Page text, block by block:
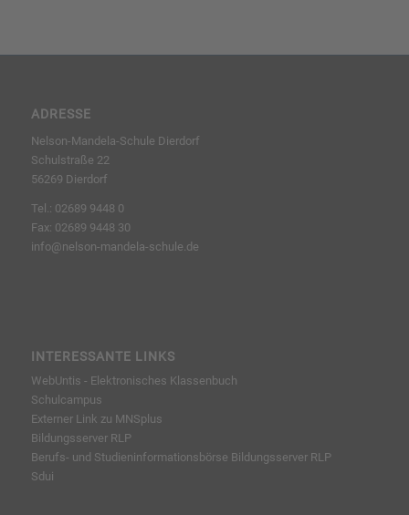
ADRESSE
Nelson-Mandela-Schule Dierdorf
Schulstraße 22
56269 Dierdorf
Tel.: 02689 9448 0
Fax: 02689 9448 30
info@nelson-mandela-schule.de
INTERESSANTE LINKS
WebUntis - Elektronisches Klassenbuch
Schulcampus
Externer Link zu MNSplus
Bildungsserver RLP
Berufs- und Studieninformationsbörse Bildungsserver RLP
Sdui